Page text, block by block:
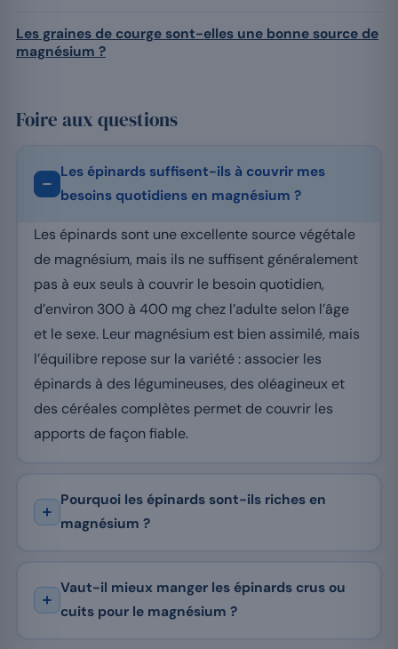
Les graines de courge sont-elles une bonne source de
magnésium ?
Foire aux questions
Les épinards suffisent-ils à couvrir mes
besoins quotidiens en magnésium ?
Les épinards sont une excellente source végétale
de magnésium, mais ils ne suffisent généralement
pas à eux seuls à couvrir le besoin quotidien,
d’environ 300 à 400 mg chez l’adulte selon l’âge
et le sexe. Leur magnésium est bien assimilé, mais
l’équilibre repose sur la variété : associer les
épinards à des légumineuses, des oléagineux et
des céréales complètes permet de couvrir les
apports de façon fiable.
Pourquoi les épinards sont-ils riches en
magnésium ?
Vaut-il mieux manger les épinards crus ou
cuits pour le magnésium ?